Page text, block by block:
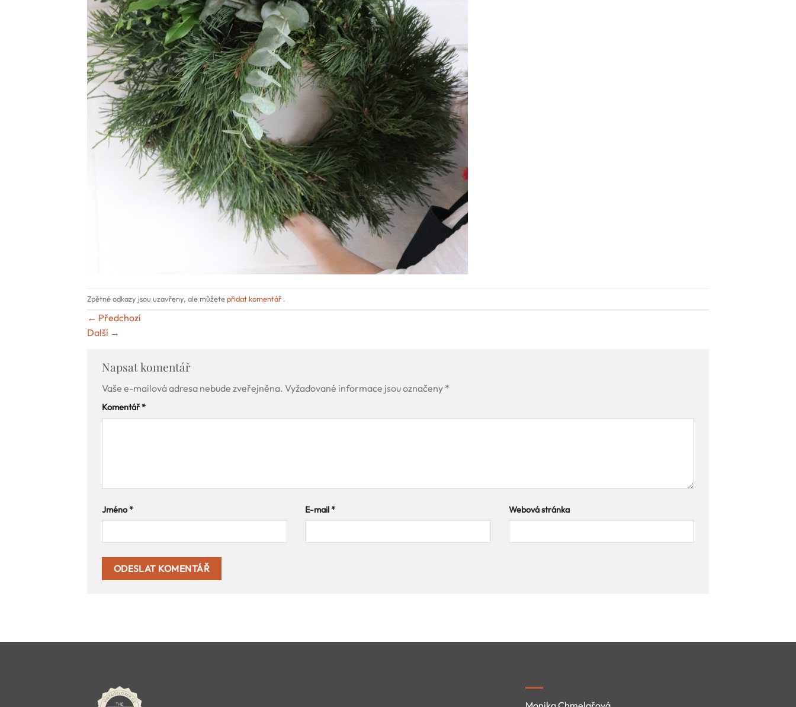
Zpětné odkazy jsou uzavřeny, ale můžetepřidat komentář .
← Předchozí
Další →
Napsat komentář
Vaše e-mailová adresa nebude zveřejněna. Vyžadované informace jsou označeny *
Komentář*
Jméno* E-mail* Webová stránka